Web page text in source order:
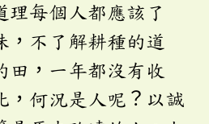
理每個人都應該了
，不了解耕種的道
田，一年都沒有收
，何況是人呢？以誠